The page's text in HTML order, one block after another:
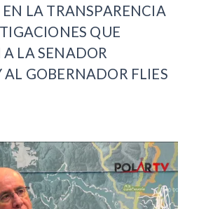
LA TRANSPARENCIA
QUE
LA SENADOR
AL GOBERNADOR FLIES